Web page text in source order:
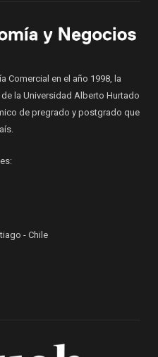
Comercial en el año 1998, la
la Universidad Alberto Hurtado
de pregrado y postgrado que
- Chile